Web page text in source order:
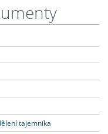
tajemníka